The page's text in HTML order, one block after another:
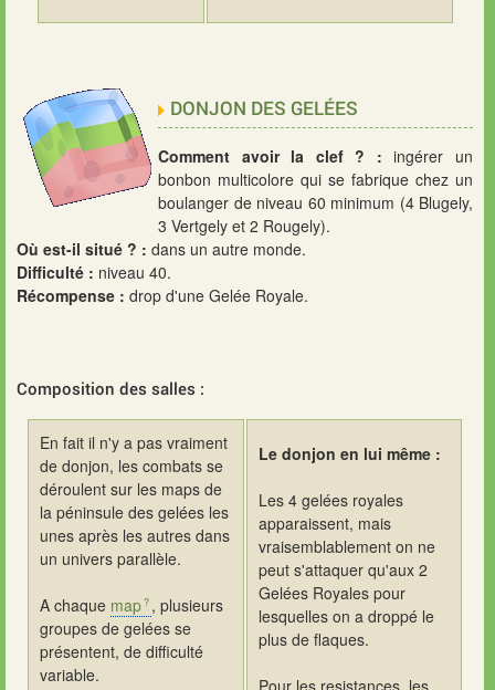
DONJON DES GELÉES
Comment avoir la clef ? : ingérer un
bonbon multicolore qui se fabrique chez un
boulanger de niveau 60 minimum (4 Blugely,
3 Vertgely et 2 Rougely).
Où est-il situé ? : dans un autre monde.
Difficulté : niveau 40.
Récompense : drop d'une Gelée Royale.
Composition des salles :
En fait il n'y a pas vraiment
de donjon, les combats se
déroulent sur les maps de
la péninsule des gelées les
unes après les autres dans
un univers parallèle.
A chaque map , plusieurs
groupes de gelées se
présentent, de difficulté
variable.
Le donjon en lui même :
Les 4 gelées royales
apparaissent, mais
vraisemblablement on ne
peut s'attaquer qu'aux 2
Gelées Royales pour
lesquelles on a droppé le
plus de flaques.
Pour les resistances, les